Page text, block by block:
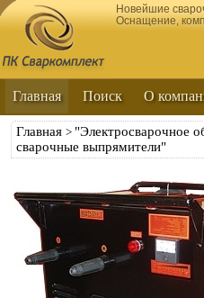
Новейшие
Оснащение,
Главная Поиск О
Главная > "Электросварочное
сварочные выпрямители"